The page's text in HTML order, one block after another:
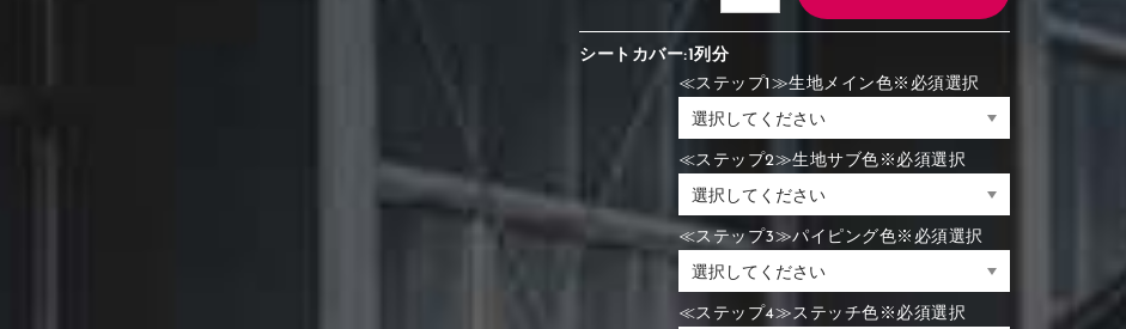
シートカバー:1列分
≪ステップ1≫生地メイン色※必須選択
≪ステップ2≫生地サブ色※必須選択
≪ステップ3≫パイピング色※必須選択
≪ステップ4≫ステッチ色※必須選択